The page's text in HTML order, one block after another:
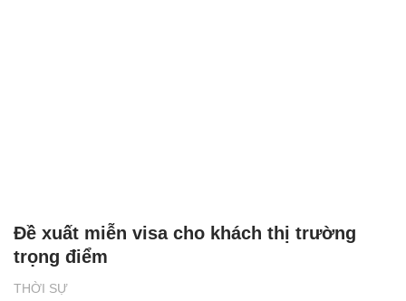
THỜI SỰ
Đề xuất miễn visa cho khách thị trường
trọng điểm